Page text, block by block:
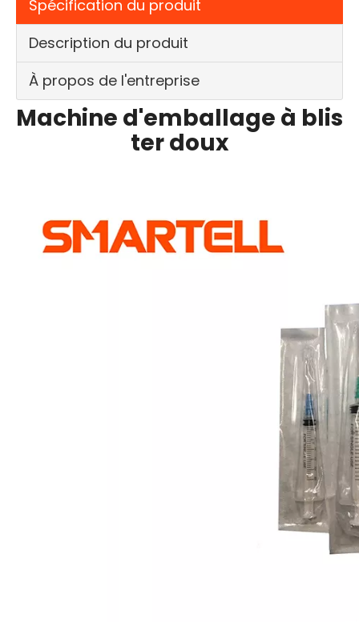
Spécification du produit
Description du produit
À propos de l'entreprise
Machine d'emballage à blis
ter doux